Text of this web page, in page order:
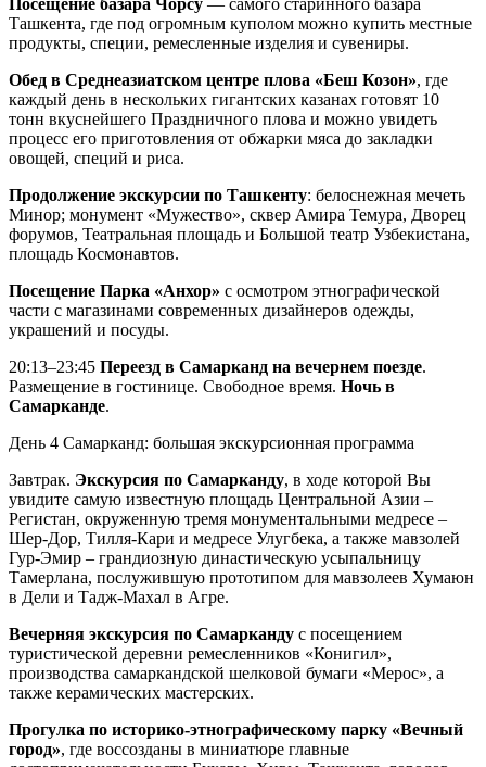
Ташкента, где под огромным куполом можно купить местные
продукты, специи, ремесленные изделия и сувениры.
Обед в Среднеазиатском центре плова «Беш Козон», где
каждый день в нескольких гигантских казанах готовят 10
тонн вкуснейшего Праздничного плова и можно увидеть
процесс его приготовления от обжарки мяса до закладки
овощей, специй и риса.
Продолжение экскурсии по Ташкенту: белоснежная мечеть
Минор; монумент «Мужество», сквер Амира Темура, Дворец
форумов, Театральная площадь и Большой театр Узбекистана,
площадь Космонавтов.
Посещение Парка «Анхор» с осмотром этнографической
части с магазинами современных дизайнеров одежды,
украшений и посуды.
20:13–23:45 Переезд в Самарканд на вечернем поезде.
Размещение в гостинице. Свободное время. Ночь в
Самарканде.
День 4 Самарканд: большая экскурсионная программа
Завтрак. Экскурсия по Самарканду, в ходе которой Вы
увидите самую известную площадь Центральной Азии –
Регистан, окруженную тремя монументальными медресе –
Шер-Дор, Тилля-Кари и медресе Улугбека, а также мавзолей
Гур-Эмир – грандиозную династическую усыпальницу
Тамерлана, послужившую прототипом для мавзолеев Хумаюн
в Дели и Тадж-Махал в Агре.
Вечерняя экскурсия по Самарканду с посещением
туристической деревни ремесленников «Конигил»,
производства самаркандской шелковой бумаги «Мерос», а
также керамических мастерских.
Прогулка по историко-этнографическому парку «Вечный
город», где воссозданы в миниатюре главные